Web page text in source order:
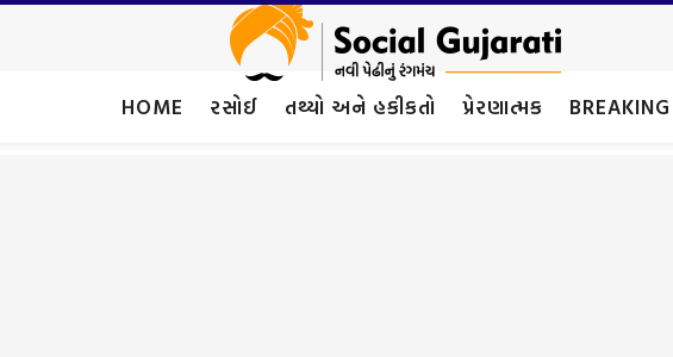
HOME રસોઈ તથ્યો અને હકીકતો પ્રેરણાત્મક